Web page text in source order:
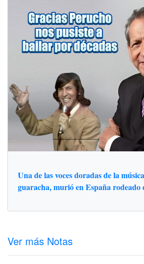
Una de las voces doradas de la
guaracha, murió en España rodeado
Ver más Notas